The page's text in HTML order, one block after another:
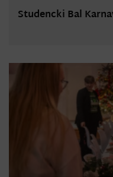
Studencki Bal